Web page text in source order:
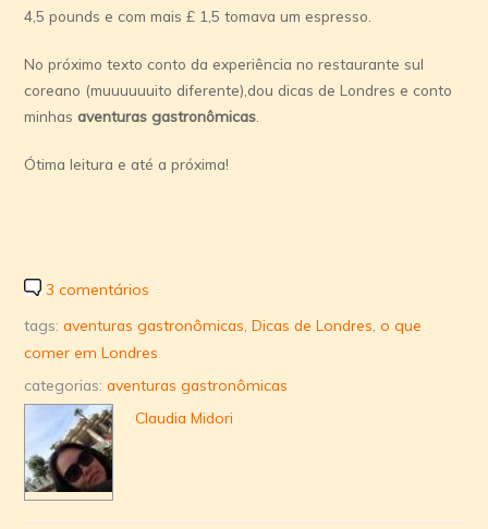
4,5 pounds e com mais £ 1,5 tomava um espresso.
No próximo texto conto da experiência no restaurante sul
coreano (muuuuuuito diferente),dou dicas de Londres e conto
minhas aventuras gastronômicas
Ótima leitura e até a próxima!
3 comentários
tags:aventuras gastronômicas ,Dicas de Londres ,o que
comer em Londres
categorias:aventuras gastronômicas
Claudia Midori